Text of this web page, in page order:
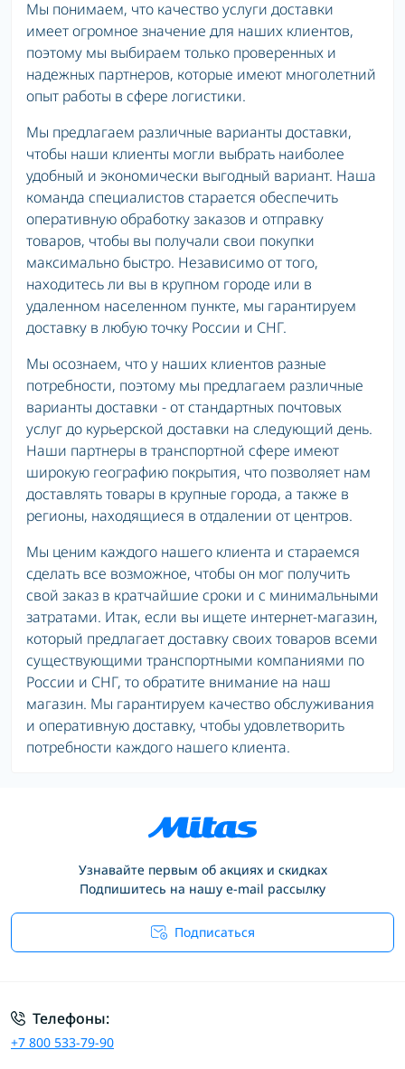
Мы понимаем, что качество услуги доставки
имеет огромное значение для наших клиентов,
поэтому мы выбираем только проверенных и
надежных партнеров, которые имеют многолетний
опыт работы в сфере логистики.
Мы предлагаем различные варианты доставки,
чтобы наши клиенты могли выбрать наиболее
удобный и экономически выгодный вариант. Наша
команда специалистов старается обеспечить
оперативную обработку заказов и отправку
товаров, чтобы вы получали свои покупки
максимально быстро. Независимо от того,
находитесь ли вы в крупном городе или в
удаленном населенном пункте, мы гарантируем
доставку в любую точку России и СНГ.
Мы осознаем, что у наших клиентов разные
потребности, поэтому мы предлагаем различные
варианты доставки - от стандартных почтовых
услуг до курьерской доставки на следующий день.
Наши партнеры в транспортной сфере имеют
широкую географию покрытия, что позволяет нам
доставлять товары в крупные города, а также в
регионы, находящиеся в отдалении от центров.
Мы ценим каждого нашего клиента и стараемся
сделать все возможное, чтобы он мог получить
свой заказ в кратчайшие сроки и с минимальными
затратами. Итак, если вы ищете интернет-магазин,
который предлагает доставку своих товаров всеми
существующими транспортными компаниями по
России и СНГ, то обратите внимание на наш
магазин. Мы гарантируем качество обслуживания
и оперативную доставку, чтобы удовлетворить
потребности каждого нашего клиента.
Узнавайте первым об акциях и скидках
Подпишитесь на нашу e-mail рассылку
Подписаться
Телефоны:
+7 800 533-79-90